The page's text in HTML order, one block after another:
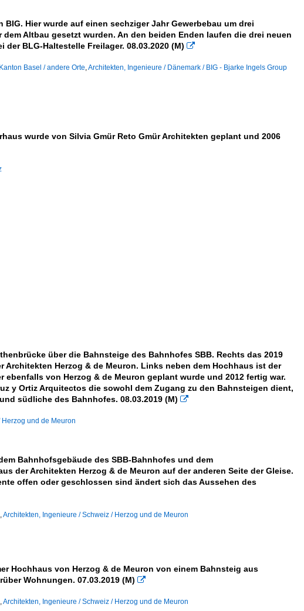
Hier wurde auf einen sechziger Jahr Gewerbebau um drei
Altbau gesetzt wurden. An den beiden Enden laufen die drei neuen
BLG-Haltestelle Freilager. 08.03.2020 (M) 
Basel / andere Orte,Architekten, Ingenieure / Dänemark / BIG - Bjarke Ingels Group
wurde von Silvia Gmür Reto Gmür Architekten geplant und 2006
über die Bahnsteige des Bahnhofes SBB. Rechts das 2019
Herzog & de Meuron. Links neben dem Hochhaus ist der
von Herzog & de Meuron geplant wurde und 2012 fertig war.
y Ortiz Arquitectos die sowohl dem Zugang zu den Bahnsteigen dient,
südliche des Bahnhofes. 08.03.2019 (M) 
und de Meuron
Bahnhofsgebäude des SBB-Bahnhofes und dem
der Architekten Herzog & de Meuron auf der anderen Seite der Gleise.
offen oder geschlossen sind ändert sich das Aussehen des
Architekten, Ingenieure / Schweiz / Herzog und de Meuron
Hochhaus von Herzog & de Meuron von einem Bahnsteig aus
Wohnungen. 07.03.2019 (M) 
Architekten, Ingenieure / Schweiz / Herzog und de Meuron